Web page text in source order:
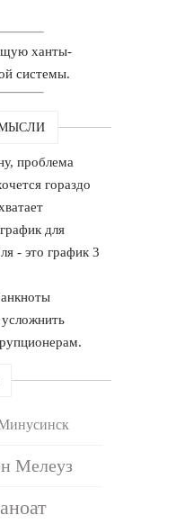
ханты-
системы.
проблема
гораздо
для
- это график 3
Мелеуз